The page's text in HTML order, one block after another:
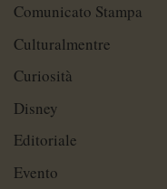
Comunicato Stampa
Culturalmentre
Curiosità
Disney
Editoriale
Evento